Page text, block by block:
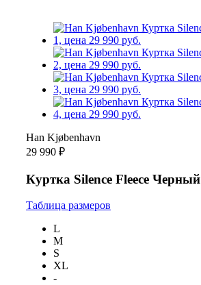
Han Kjøbenhavn
29 990 ₽
Куртка Silence Fleece Черный
Таблица размеров
L
M
S
XL
-